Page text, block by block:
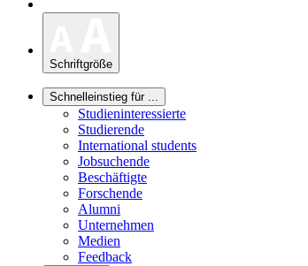
Schriftgröße
Schnelleinstieg für ...
Studieninteressierte
Studierende
International students
Jobsuchende
Beschäftigte
Forschende
Alumni
Unternehmen
Medien
Feedback